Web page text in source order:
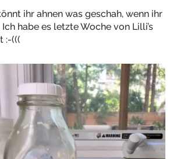
ihr ahnen was geschah, wenn ihr
habe es letzte Woche von Lilli’s
:-(((